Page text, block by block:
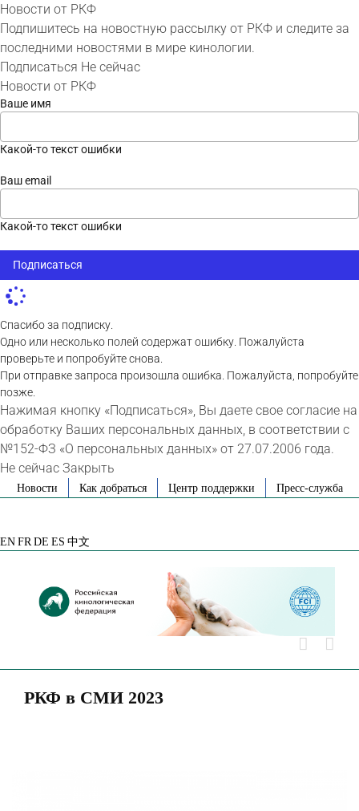
Новости от РКФ
Подпишитесь на новостную рассылку от РКФ и следите за
последними новостями в мире кинологии.
Подписаться Не сейчас
Новости от РКФ
Ваше имя
Какой-то текст ошибки
Ваш email
Какой-то текст ошибки
Подписаться
Спасибо за подписку.
Одно или несколько полей содержат ошибку. Пожалуйста
проверьте и попробуйте снова.
При отправке запроса произошла ошибка. Пожалуйста, попробуйте
позже.
Нажимая кнопку «Подписаться», Вы даете свое согласие на
обработку Ваших персональных данных, в соответствии с
№152-ФЗ «О персональных данных» от 27.07.2006 года.
Не сейчас Закрыть
SkipНовости Как добраться Центр поддержки Пресс-служба
EN FR DE ES 中文
РКФ в СМИ 2023